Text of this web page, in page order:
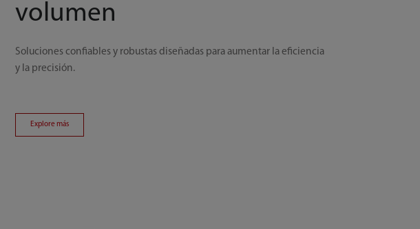
volumen
Soluciones confiables y robustas diseñadas para aumentar la eficiencia
y la precisión.
Explore más